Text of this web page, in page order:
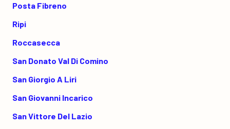
Posta Fibreno
Ripi
Roccasecca
San Donato Val Di Comino
San Giorgio A Liri
San Giovanni Incarico
San Vittore Del Lazio